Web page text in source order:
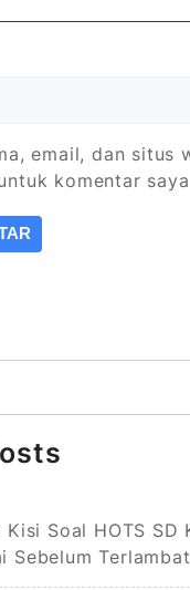
email, dan situs
komentar
Kisi Soal HOTS SD
Sebelum Terlambat